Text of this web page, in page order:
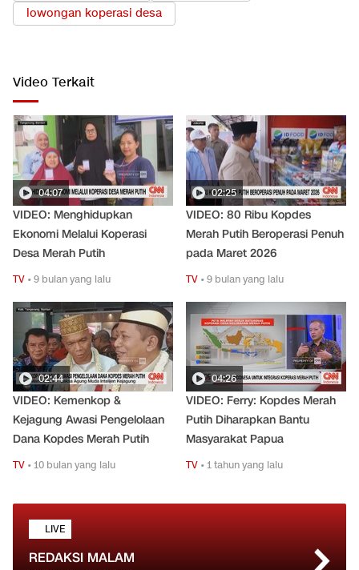
lowongan koperasi desa
Video Terkait
04:07
VIDEO: Menghidupkan
Ekonomi Melalui Koperasi
Desa Merah Putih
TV •9 bulan yang lalu
02:25
VIDEO: 80 Ribu Kopdes
Merah Putih Beroperasi Penuh
pada Maret 2026
TV •9 bulan yang lalu
02:44
VIDEO: Kemenkop &
Kejagung Awasi Pengelolaan
Dana Kopdes Merah Putih
TV •10 bulan yang lalu
04:26
VIDEO: Ferry: Kopdes Merah
Putih Diharapkan Bantu
Masyarakat Papua
TV •1 tahun yang lalu
LIVE
REDAKSI MALAM